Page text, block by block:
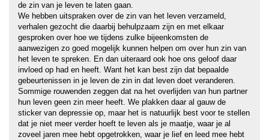
de zin van je leven te laten gaan.
We hebben uitspraken over de zin van het leven verzameld,
verhalen gezocht die daarbij behulpzaam zijn en met elkaar
gesproken over hoe we tijdens zulke bijeenkomsten de
aanwezigen zo goed mogelijk kunnen helpen om over hun zin van
het leven te spreken. En dan uiteraard ook hoe ons geloof daar
invloed op had en heeft. Want het kan best zijn dat bepaalde
gebeurtenissen in je leven de zin in dat leven doet veranderen.
Sommige rouwenden zeggen dat na het overlijden van hun partner
hun leven geen zin meer heeft. We plakken daar al gauw de
sticker van depressie op, maar het is natuurlijk best voor te stellen
dat je niet meer verder hoeft te leven als je maatje, waar je al
zoveel jaren mee hebt opgetrokken, waar je lief en leed mee hebt